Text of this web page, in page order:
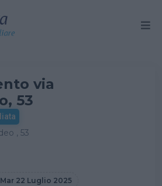
via
53
, 53
Mar 22 Luglio 2025